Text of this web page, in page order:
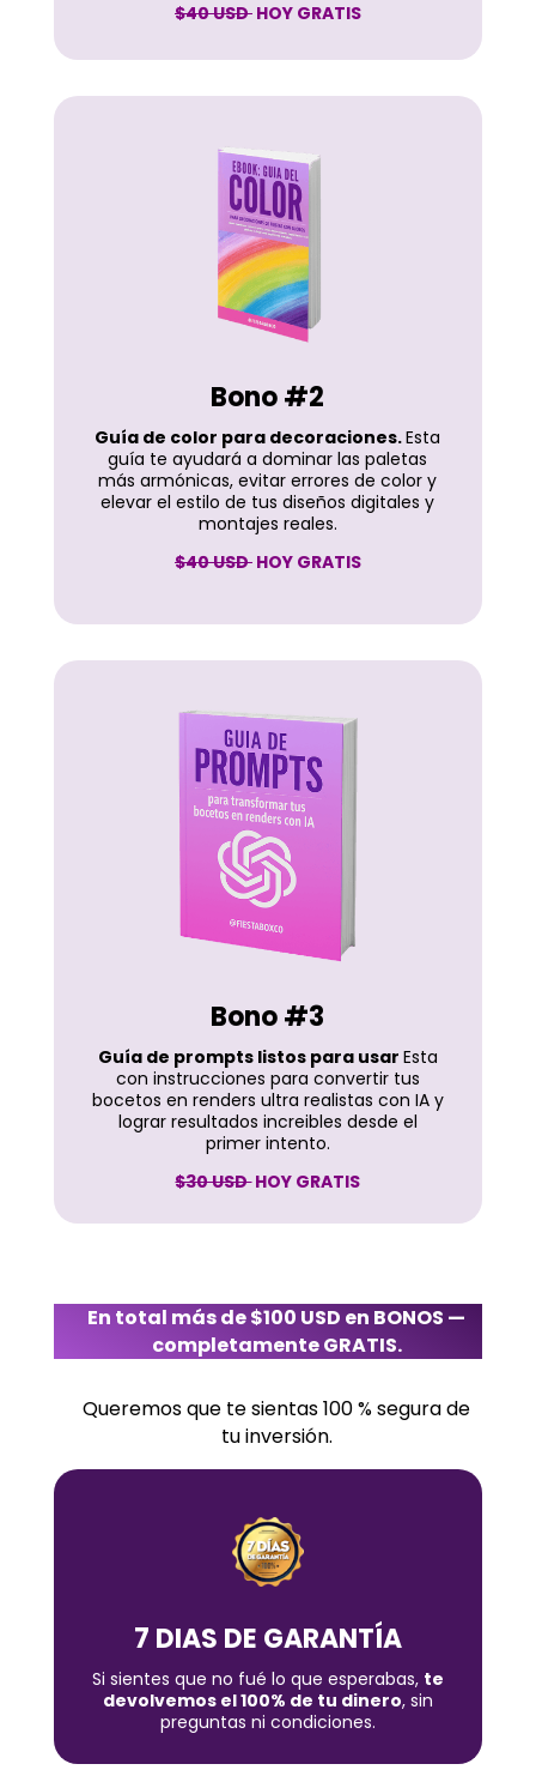
$40 USDHOY GRATIS
Bono #2
Guía de color para decoraciones.Esta
guía te ayudará a dominar las paletas
más armónicas, evitar errores de color y
elevar el estilo de tus diseños digitales y
montajes reales.
$40 USDHOY GRATIS
Bono #3
Guía de prompts listos para usar Esta
con instrucciones para convertir tus
bocetos en renders ultra realistas con IA y
lograr resultados increibles desde el
primer intento.
$30 USDHOY GRATIS
En total más de $100 USD en BONOS —
completamente GRATIS.
Queremos que te sientas 100 % segura de
tu inversión.
7 DIAS DE GARANTÍA
Si sientes que no fué lo que esperabas, te
devolvemos el 100% de tu dinero, sin
preguntas ni condiciones.